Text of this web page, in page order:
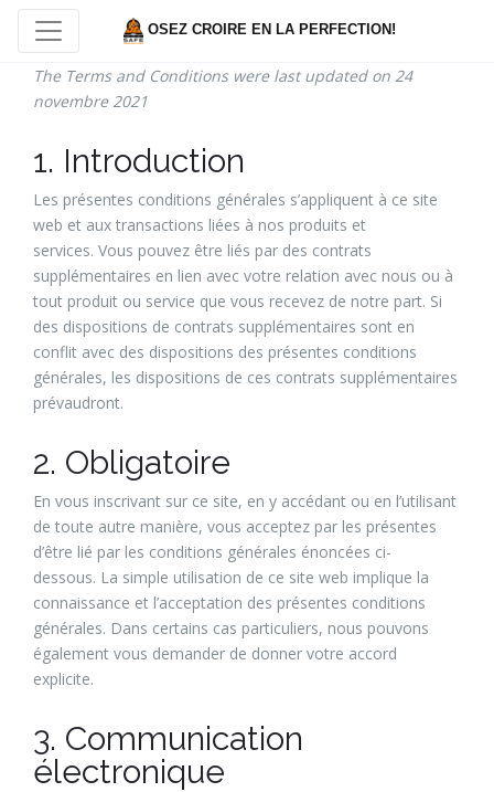
OSEZ CROIRE EN LA PERFECTION!
The Terms and Conditions were last updated on 24
novembre 2021
1. Introduction
Les présentes conditions générales s’appliquent à ce site
web et aux transactions liées à nos produits et
services. Vous pouvez être liés par des contrats
supplémentaires en lien avec votre relation avec nous ou à
tout produit ou service que vous recevez de notre part. Si
des dispositions de contrats supplémentaires sont en
conflit avec des dispositions des présentes conditions
générales, les dispositions de ces contrats supplémentaires
prévaudront.
2. Obligatoire
En vous inscrivant sur ce site, en y accédant ou en l’utilisant
de toute autre manière, vous acceptez par les présentes
d’être lié par les conditions générales énoncées ci-
dessous. La simple utilisation de ce site web implique la
connaissance et l’acceptation des présentes conditions
générales. Dans certains cas particuliers, nous pouvons
également vous demander de donner votre accord
explicite.
3. Communication
électronique